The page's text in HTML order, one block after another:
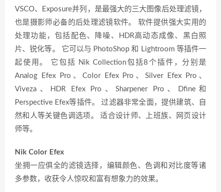
VSCO、Exposure并列，是最强大的三大图像后处理滤镜，
也是摄影师必备的后处理滤镜软件。 软件提供强大实用的
处理功能，包括配色、降噪、HDR高动态成像、黑白照
片、锐化等。 它可以与 PhotoShop 和 Lightroom 等插件一
起使用。 它包括 Nik Collection包括8个插件，分别是
Analog Efex Pro、Color Efex Pro、Silver Efex Pro、
Viveza、HDR Efex Pro、Sharpener Pro、Dfine和
Perspective Efex等插件。 过滤器非常全面，提供建筑、自
然和人等关键色调选项。 适合设计师、上班族、网页设计
师等。
Nik Color Efex
坐拥一应俱全的滤镜选择，编辑颜色、色调和对比度等诸
多参数，收获令人惊叹和富有想象力的效果。